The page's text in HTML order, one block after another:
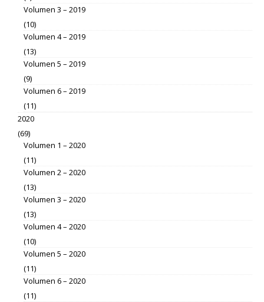
Volumen 3 – 2019
(10)
Volumen 4 – 2019
(13)
Volumen 5 – 2019
(9)
Volumen 6 – 2019
(11)
2020
(69)
Volumen 1 – 2020
(11)
Volumen 2 – 2020
(13)
Volumen 3 – 2020
(13)
Volumen 4 – 2020
(10)
Volumen 5 – 2020
(11)
Volumen 6 – 2020
(11)